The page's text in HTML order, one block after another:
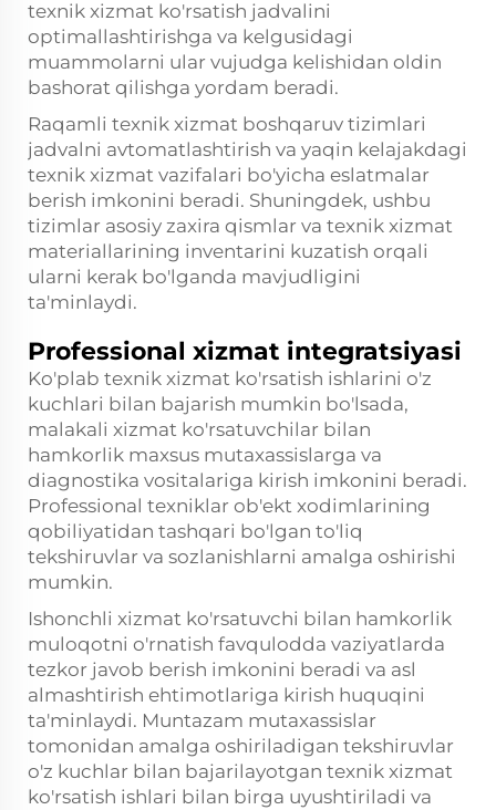
texnik xizmat ko'rsatish jadvalini
optimallashtirishga va kelgusidagi
muammolarni ular vujudga kelishidan oldin
bashorat qilishga yordam beradi.
Raqamli texnik xizmat boshqaruv tizimlari
jadvalni avtomatlashtirish va yaqin kelajakdagi
texnik xizmat vazifalari bo'yicha eslatmalar
berish imkonini beradi. Shuningdek, ushbu
tizimlar asosiy zaxira qismlar va texnik xizmat
materiallarining inventarini kuzatish orqali
ularni kerak bo'lganda mavjudligini
ta'minlaydi.
Professional xizmat integratsiyasi
Ko'plab texnik xizmat ko'rsatish ishlarini o'z
kuchlari bilan bajarish mumkin bo'lsada,
malakali xizmat ko'rsatuvchilar bilan
hamkorlik maxsus mutaxassislarga va
diagnostika vositalariga kirish imkonini beradi.
Professional texniklar ob'ekt xodimlarining
qobiliyatidan tashqari bo'lgan to'liq
tekshiruvlar va sozlanishlarni amalga oshirishi
mumkin.
Ishonchli xizmat ko'rsatuvchi bilan hamkorlik
muloqotni o'rnatish favqulodda vaziyatlarda
tezkor javob berish imkonini beradi va asl
almashtirish ehtimotlariga kirish huquqini
ta'minlaydi. Muntazam mutaxassislar
tomonidan amalga oshiriladigan tekshiruvlar
o'z kuchlar bilan bajarilayotgan texnik xizmat
ko'rsatish ishlari bilan birga uyushtiriladi va